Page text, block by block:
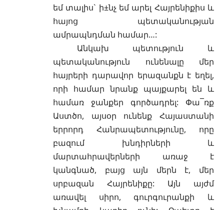
եմ տալիս` ի±նչ եմ արել Հայրենիքիս և
հայոց պետականության
ամրապնդման համար…:
Անկախ պետություն և
պետականություն ունենալը մեր
հայրերի դարավոր երազանքն է եղել,
որի համար նրանք պայքարել են և
համառ ջանքեր գործադրել: Փա¯ռք
Աստծո, այսօր ունենք Հայաստանի
երրորդ Հանրապետությունը, որը
բազում խնդիրների և
մարտահրավերների առաջ է
կանգնած, բայց այն մերն է, մեր
սրբազան Հայրենիքը: Այն այժմ
առավել սիրո, գուրգուրանքի և